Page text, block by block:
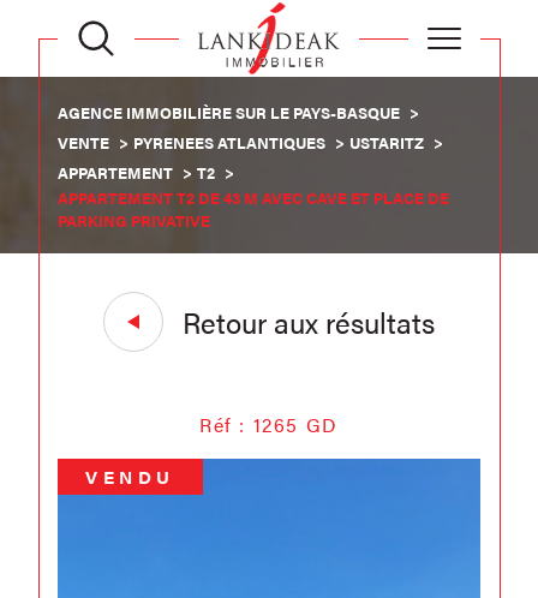
AGENCE IMMOBILIÈRE SUR LE PAYS-BASQUE
VENTE
PYRENEES ATLANTIQUES
USTARITZ
APPARTEMENT
T2
APPARTEMENT T2 DE 43 M AVEC CAVE ET PLACE DE
PARKING PRIVATIVE
Retour aux résultats
Réf : 1265 GD
VENDU